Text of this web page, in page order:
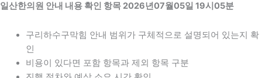
일산한의원 안내 내용 확인 항목 2026년07월05일 19시05분
구리하수구막힘 안내 범위가 구체적으로 설명되어 있는지 확
인
비용이 있다면 포함 항목과 제외 항목 구분